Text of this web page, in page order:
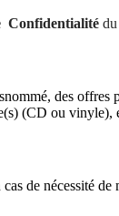
Confidentialité
des offres
(CD ou vinyle),
de nécessité